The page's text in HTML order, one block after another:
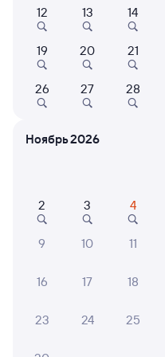
047М Проходящий
23:35 22
от 2 ⁠130 ⁠₽ 3 ⁠417 ⁠₽
Найдём билет на поезд за
12 13 14
19 20 21
26 27 28
Ноябрь 2026
2 3 4
9 10 11
16 17 18
23 24 25